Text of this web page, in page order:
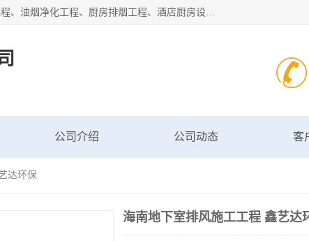
海南鑫艺达通风设备有限公司是一家海南通风设备工厂，主要从事：消防排烟工程、油烟净化工程、厨房排烟工程、酒店厨房设备、新风排风系统、镀锌铁皮管道加工、暖通工程、通风管道安装、消防火阀百叶风口等业务。公司拥有管道及配件一体化工厂生产线，良好的售后服务，良好的设计团队，良好的施工团队、良好管理人员，掌握畅通丰富的信息、市场渠道。
公司介绍 公司动态 客
达环保
海南地下室排风施工工程 鑫艺达